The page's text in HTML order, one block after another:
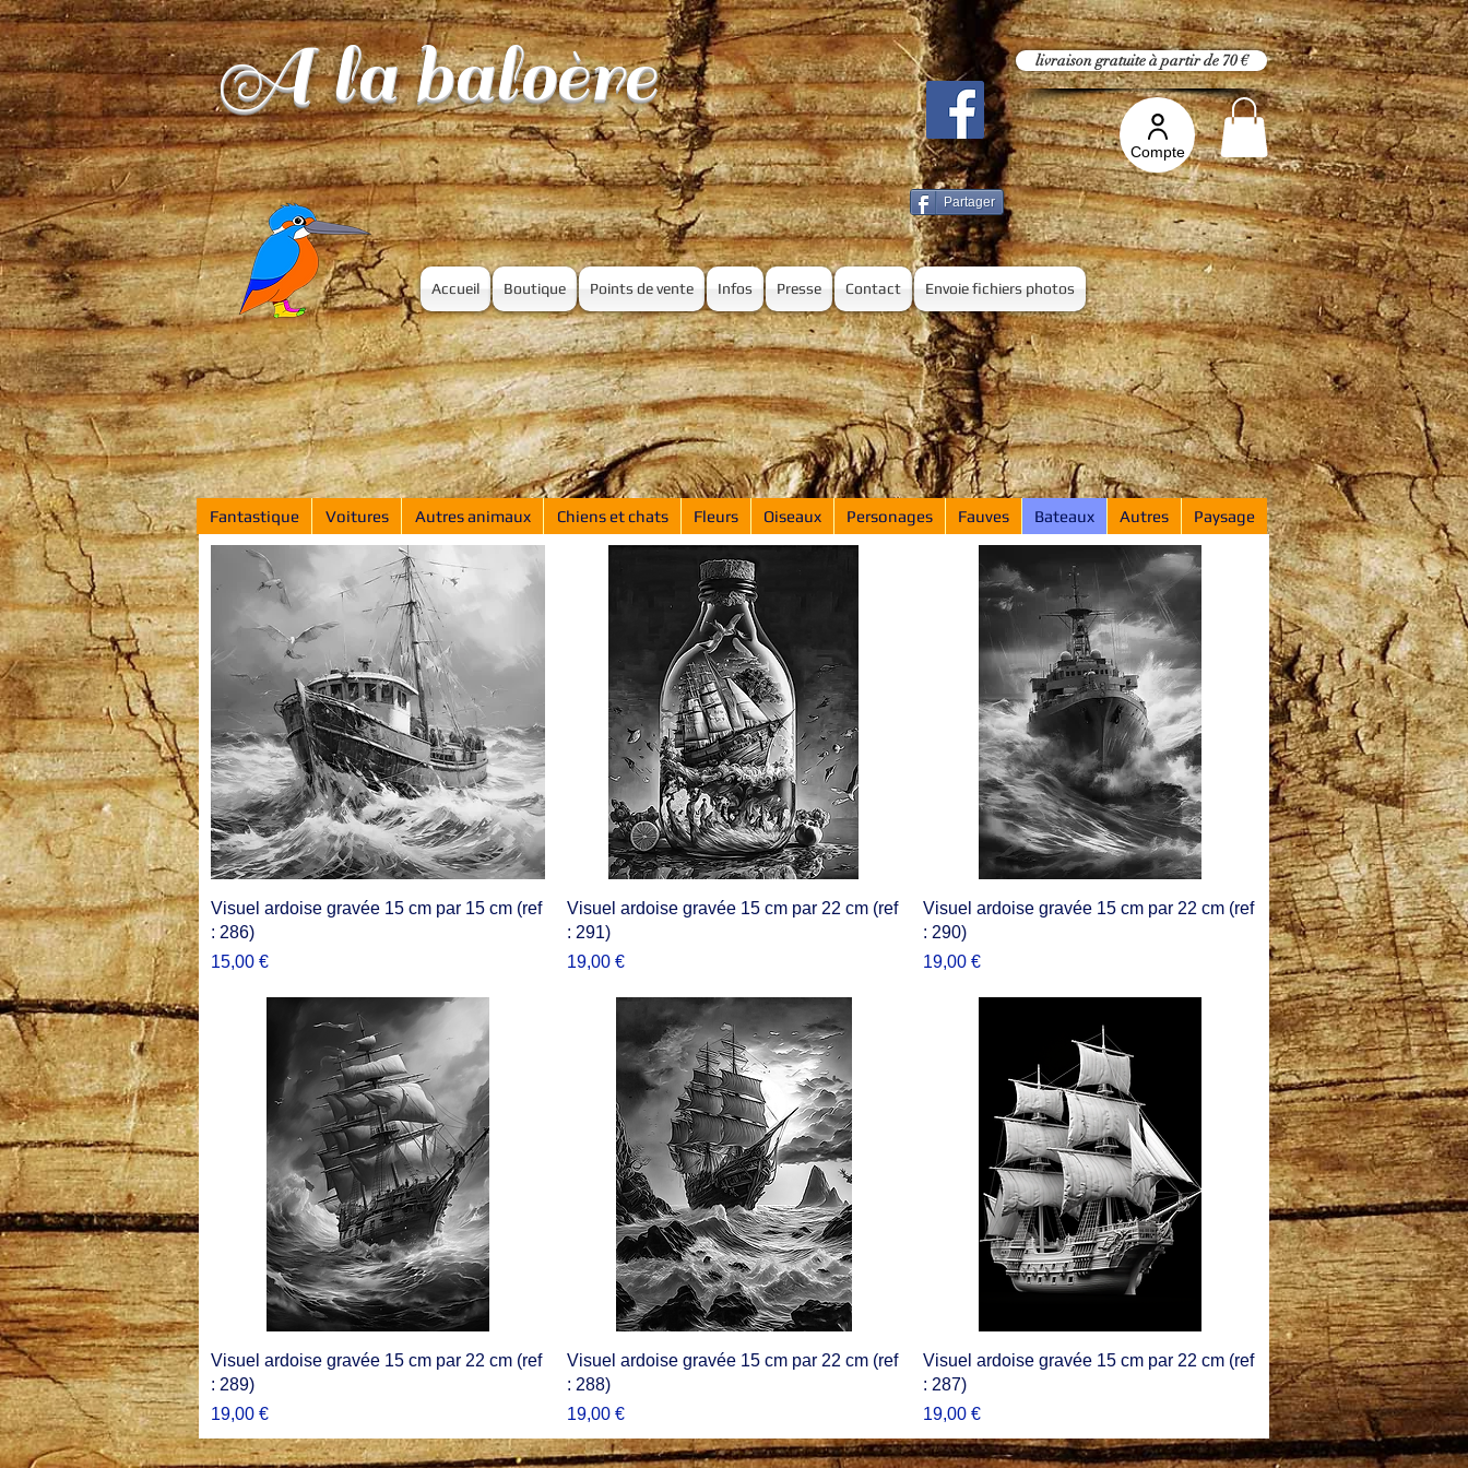
A la baloère livraison gratuite à partir de 70 €
Compte
Partager
Accueil Boutique Points de vente Infos Presse Contact Envoie fichiers photos
Fantastique Voitures Autres animaux Chiens et chats Fleurs Oiseaux Personages Fauves Bateaux Autres Paysage
Visuel ardoise gravée 15 cm par 15 cm (ref
: 286)
Prix
15,00 €
Visuel ardoise gravée 15 cm par 22 cm (ref
: 291)
Prix
19,00 €
Visuel ardoise gravée 15 cm par 22 cm (ref
: 290)
Prix
19,00 €
Visuel ardoise gravée 15 cm par 22 cm (ref
: 289)
Prix
19,00 €
Visuel ardoise gravée 15 cm par 22 cm (ref
: 288)
Prix
19,00 €
Visuel ardoise gravée 15 cm par 22 cm (ref
: 287)
Prix
19,00 €